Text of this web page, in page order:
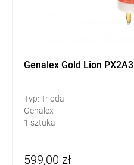
Genalex Gold Lion PX2A3
Typ: Trioda
Genalex
1 sztuka
599,00 zł